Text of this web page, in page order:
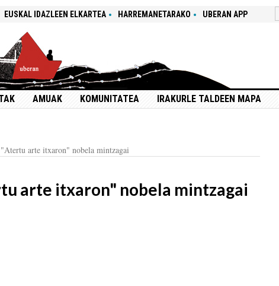
EUSKAL IDAZLEEN ELKARTEA HARREMANETARAKO UBERAN APP
AMUAK KOMUNITATEA IRAKURLE TALDEEN MAPA
arte itxaron" nobela mintzagai
arte itxaron" nobela mintzagai